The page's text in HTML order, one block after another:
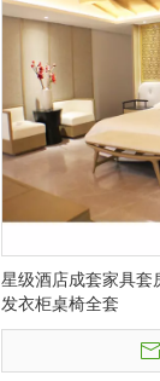
星级酒店成套家具套
发衣柜桌椅全套